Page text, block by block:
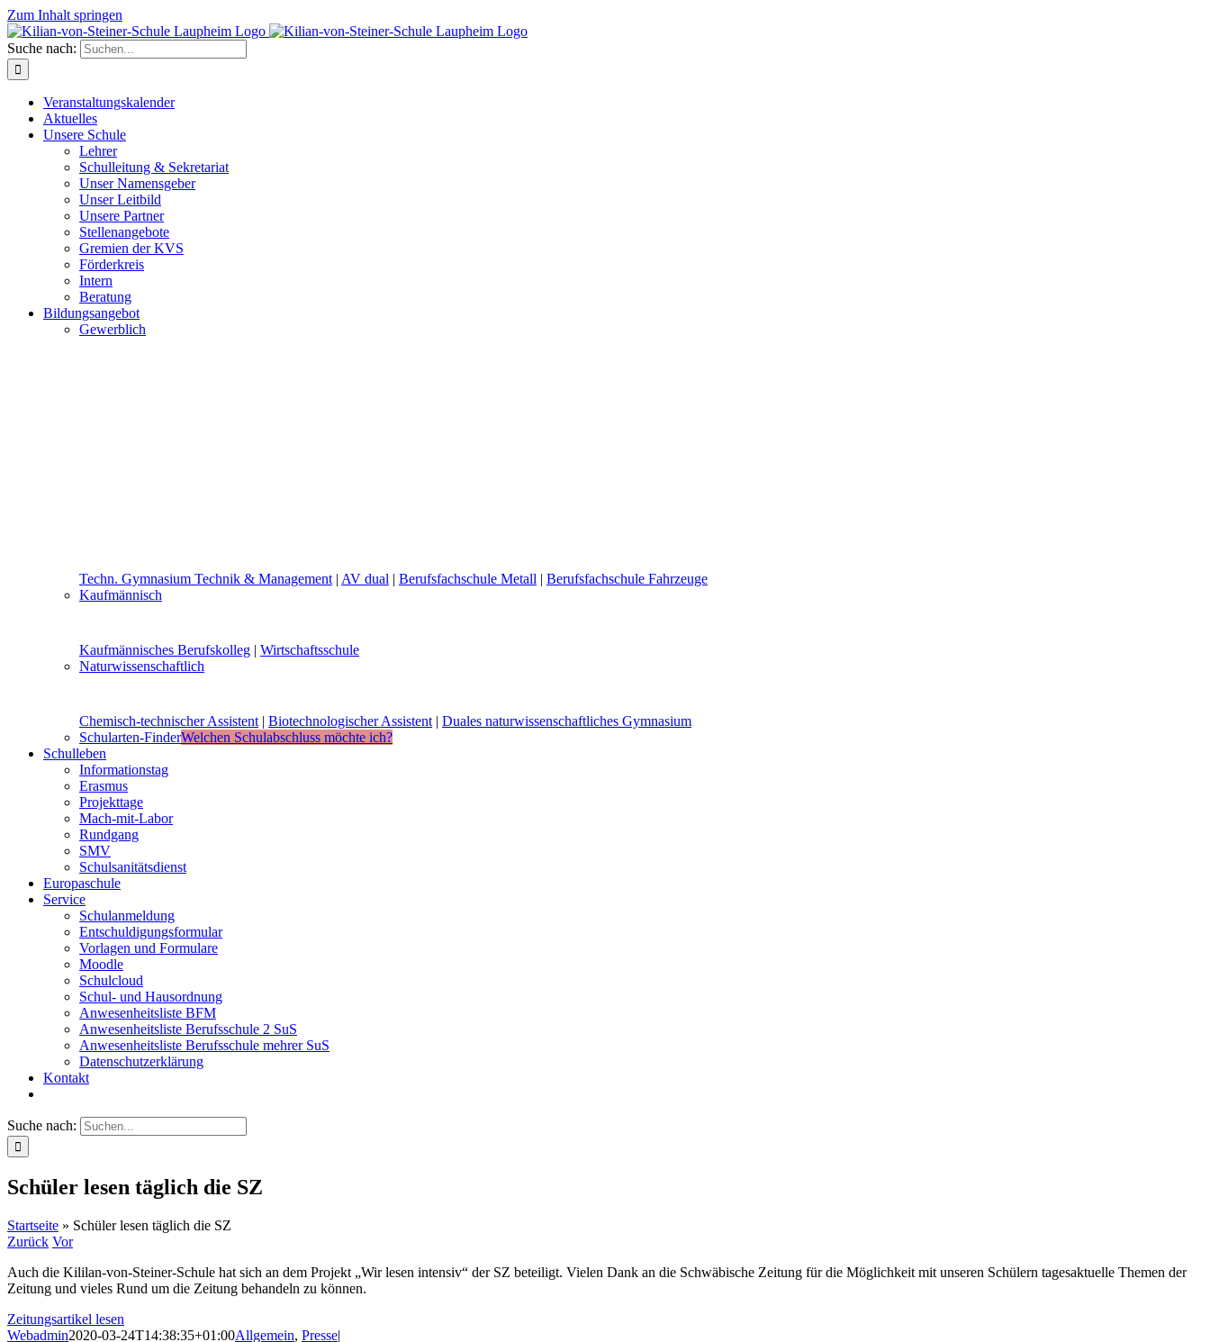
Zum Inhalt springen
Suche nach:
Veranstaltungskalender
Aktuelles
Unsere Schule
Lehrer
Schulleitung & Sekretariat
Unser Namensgeber
Unser Leitbild
Unsere Partner
Stellenangebote
Gremien der KVS
Förderkreis
Intern
Beratung
Bildungsangebot
Gewerblich
Techn. Gymnasium Technik & Management | AV dual | Berufsfachschule Metall | Berufsfachschule Fahrzeuge
Kaufmännisch
Kaufmännisches Berufskolleg | Wirtschaftsschule
Naturwissenschaftlich
Chemisch-technischer Assistent | Biotechnologischer Assistent | Duales naturwissenschaftliches Gymnasium
Schularten-FinderWelchen Schulabschluss möchte ich?
Schulleben
Informationstag
Erasmus
Projekttage
Mach-mit-Labor
Rundgang
SMV
Schulsanitätsdienst
Europaschule
Service
Schulanmeldung
Entschuldigungsformular
Vorlagen und Formulare
Moodle
Schulcloud
Schul- und Hausordnung
Anwesenheitsliste BFM
Anwesenheitsliste Berufsschule 2 SuS
Anwesenheitsliste Berufsschule mehrer SuS
Datenschutzerklärung
Kontakt
Suche nach:
Schüler lesen täglich die SZ
Startseite » Schüler lesen täglich die SZ
Zurück Vor
Auch die Kililan-von-Steiner-Schule hat sich an dem Projekt „Wir lesen intensiv“ der SZ beteiligt. Vielen Dank an die Schwäbische Zeitung für die Möglichkeit mit unseren Schülern tagesaktuelle Themen der
Zeitung und vieles Rund um die Zeitung behandeln zu können.
Zeitungsartikel lesen
Webadmin2020-03-24T14:38:35+01:00Allgemein, Presse|